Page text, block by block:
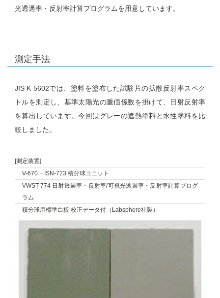
光透過率・反射率計算プログラムを用意しています。
測定手法
JIS K 5602では、塗料を塗布した試験片の拡散反射率スペク
トルを測定し、基準太陽光の重価係数を掛けて、日射反射率
を算出しています。今回はグレーの遮熱塗料と水性塗料を比
較しました。
[測定装置]
V-670 + ISN-723 積分球ユニット
VWST-774 日射透過率・反射率/可視光透過率・反射率計算プログ
ラム
積分球用標準白板 校正データ付（Labsphere社製）